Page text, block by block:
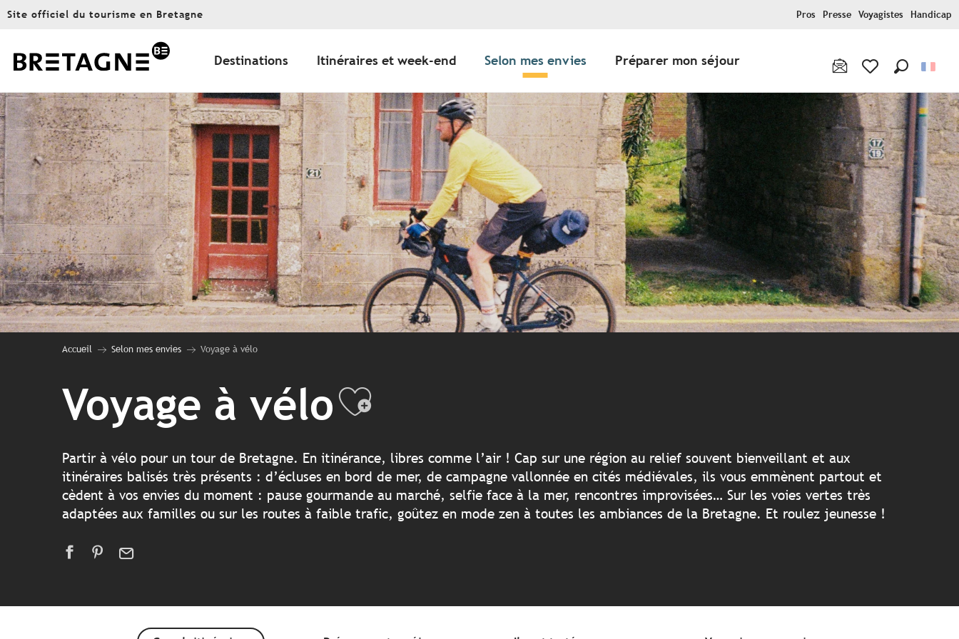
Aller
principal
Site officiel du tourisme en Bretagne Pros Presse Voyagistes Handicap
Destinations Itinéraires et week-end Selon mes envies Préparer mon séjour
Accueil Selon mes envies Voyage à vélo
Voyage à véloAjouter aux favoris
Partir à vélo pour un tour de Bretagne. En itinérance, libres comme l’air ! Cap sur une région au relief souvent bienveillant et aux
itinéraires balisés très présents : d’écluses en bord de mer, de campagne vallonnée en cités médiévales, ils vous emmènent partout et
cèdent à vos envies du moment : pause gourmande au marché, selfie face à la mer, rencontres improvisées… Sur les voies vertes très
adaptées aux familles ou sur les routes à faible trafic, goûtez en mode zen à toutes les ambiances de la Bretagne. Et roulez jeunesse !